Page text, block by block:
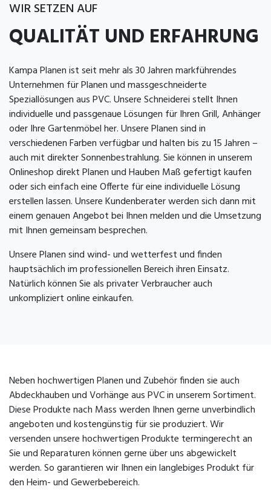
WIR SETZEN AUF
QUALITÄT UND ERFAHRUNG
Kampa Planen ist seit mehr als 30 Jahren markführendes
Unternehmen für Planen und massgeschneiderte
Speziallösungen aus PVC. Unsere Schneiderei stellt Ihnen
individuelle und passgenaue Lösungen für Ihren Grill, Anhänger
oder Ihre Gartenmöbel her. Unsere Planen sind in
verschiedenen Farben verfügbar und halten bis zu 15 Jahren –
auch mit direkter Sonnenbestrahlung. Sie können in unserem
Onlineshop direkt Planen und Hauben Maß gefertigt kaufen
oder sich einfach eine Offerte für eine individuelle Lösung
erstellen lassen. Unsere Kundenberater werden sich dann mit
einem genauen Angebot bei Ihnen melden und die Umsetzung
mit Ihnen gemeinsam besprechen.
Unsere Planen sind wind- und wetterfest und finden
hauptsächlich im professionellen Bereich ihren Einsatz.
Natürlich können Sie als privater Verbraucher auch
unkompliziert online einkaufen.
Neben hochwertigen Planen und Zubehör finden sie auch
Abdeckhauben und Vorhänge aus PVC in unserem Sortiment.
Diese Produkte nach Mass werden Ihnen gerne unverbindlich
angeboten und kostengünstig für sie produziert. Wir
versenden unsere hochwertigen Produkte termingerecht an
Sie und Reparaturen können gerne über uns abgewickelt
werden. So garantieren wir Ihnen ein langlebiges Produkt für
den Heim- und Gewerbebereich.